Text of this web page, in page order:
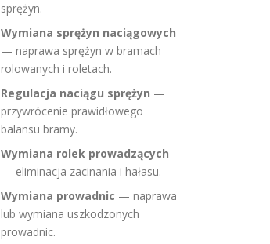
sprężyn.
Wymiana sprężyn naciągowych
— naprawa sprężyn w bramach
rolowanych i roletach.
Regulacja naciągu sprężyn —
przywrócenie prawidłowego
balansu bramy.
Wymiana rolek prowadzących
— eliminacja zacinania i hałasu.
Wymiana prowadnic — naprawa
lub wymiana uszkodzonych
prowadnic.